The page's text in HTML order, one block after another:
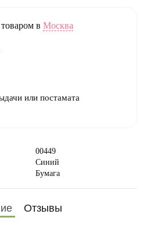
00449
Синий
Бумага
в Москва
или постамата
Отзывы